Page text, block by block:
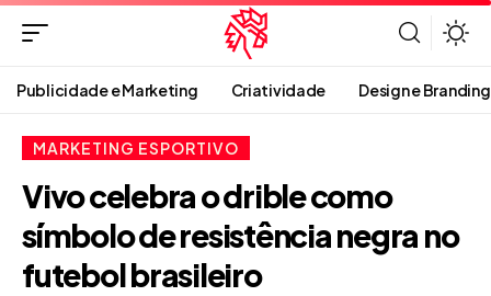
Publicidade e Marketing Criatividade Design e Branding
MARKETING ESPORTIVO
Vivo celebra o drible como
símbolo de resistência negra no
futebol brasileiro